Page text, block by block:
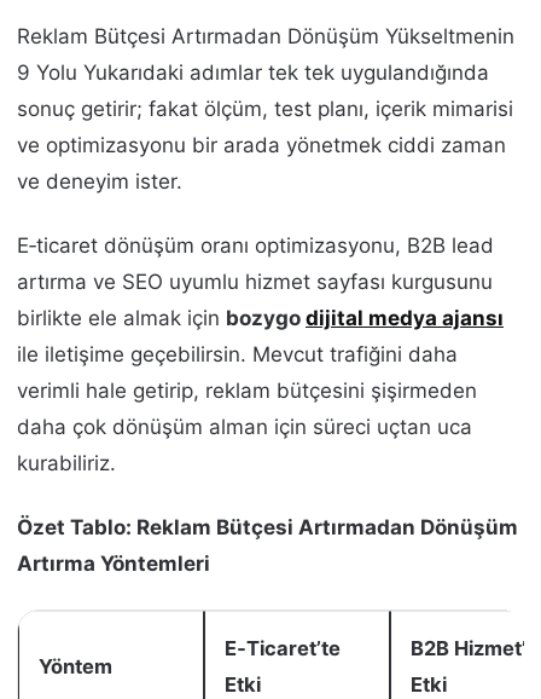
Reklam Bütçesi Artırmadan Dönüşüm Yükseltmenin
9 Yolu Yukarıdaki adımlar tek tek uygulandığında
sonuç getirir; fakat ölçüm, test planı, içerik mimarisi
ve optimizasyonu bir arada yönetmek ciddi zaman
ve deneyim ister.
E‑ticaret dönüşüm oranı optimizasyonu, B2B lead
artırma ve SEO uyumlu hizmet sayfası kurgusunu
birlikte ele almak için bozygo dijital medya ajansı
ile iletişime geçebilirsin. Mevcut trafiğini daha
verimli hale getirip, reklam bütçesini şişirmeden
daha çok dönüşüm alman için süreci uçtan uca
kurabiliriz.
Özet Tablo: Reklam Bütçesi Artırmadan Dönüşüm
Artırma Yöntemleri
Yöntem
E‑Ticaret’te
Etki
B2B
Etki